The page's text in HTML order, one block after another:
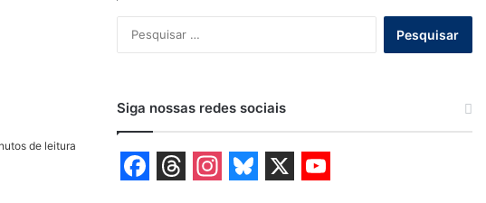
de leitura
por:
Siga nossas redes sociais